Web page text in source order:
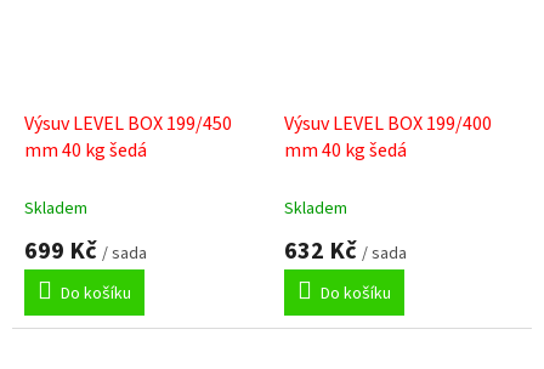
Výsuv LEVEL BOX 199/450
mm 40 kg šedá
Skladem
699 Kč / sada
Do košíku
Výsuv LEVEL BOX 199/400
mm 40 kg šedá
Skladem
632 Kč / sada
Do košíku